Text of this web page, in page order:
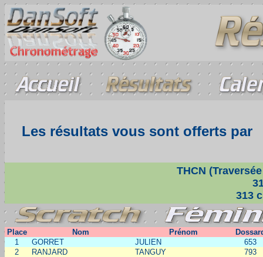
Les résultats vous sont offerts par
THCN
313
Place Nom Prénom
1
GORRET JULIEN
653
2
RANJARD TANGUY
793